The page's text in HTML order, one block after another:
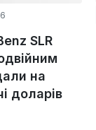
SLR
на
доларів